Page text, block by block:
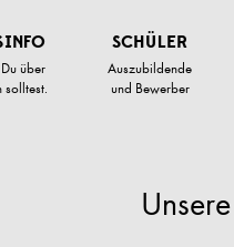
über
solltest.
SCHÜLER
Auszubildende
und Bewerber